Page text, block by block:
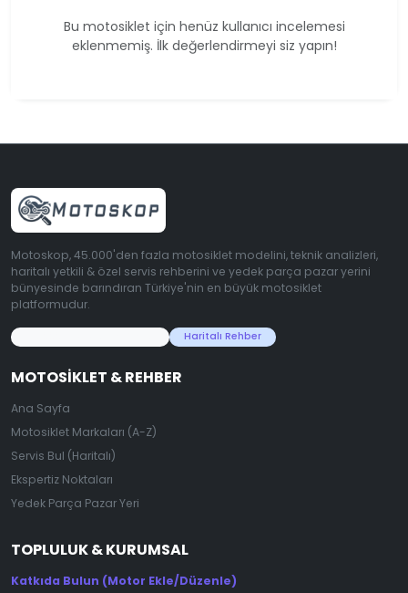
Bu motosiklet için henüz kullanıcı incelemesi
eklenmemiş. İlk değerlendirmeyi siz yapın!
Motoskop, 45.000'den fazla motosiklet modelini, teknik analizleri,
haritalı yetkili & özel servis rehberini ve yedek parça pazar yerini
bünyesinde barındıran Türkiye'nin en büyük motosiklet
platformudur.
Haritalı Rehber
MOTOSIKLET & REHBER
Ana Sayfa
Motosiklet Markaları (A-Z)
Servis Bul (Haritalı)
Ekspertiz Noktaları
Yedek Parça Pazar Yeri
TOPLULUK & KURUMSAL
Katkıda Bulun (Motor Ekle/Düzenle)